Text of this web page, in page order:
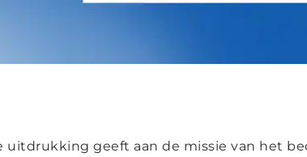
uitdrukking geeft aan de missie van het